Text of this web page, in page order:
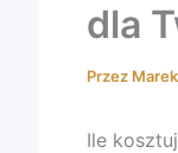
dla
Przez
Ile